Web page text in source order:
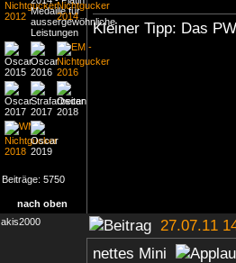
Beiträge: 5750
Kleiner Tipp: Das
nach oben
akis2000
27.07.11
nettes Mini